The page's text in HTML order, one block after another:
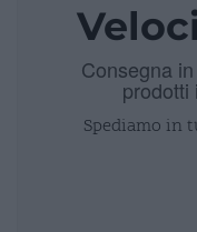
Consegna
prodotti
Spediamo in